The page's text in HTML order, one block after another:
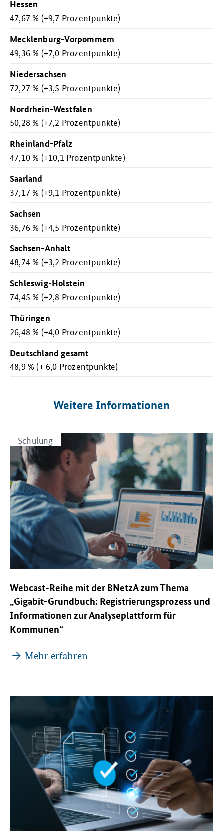
Hessen
47,67 % (+9,7 Prozentpunkte)
Mecklenburg-Vorpommern
49,36 % (+7,0 Prozentpunkte)
Niedersachsen
72,27 % (+3,5 Prozentpunkte)
Nordrhein-Westfalen
50,28 % (+7,2 Prozentpunkte)
Rheinland-Pfalz
47,10 % (+10,1 Prozentpunkte)
Saarland
37,17 % (+9,1 Prozentpunkte)
Sachsen
36,76 % (+4,5 Prozentpunkte)
Sachsen-Anhalt
48,74 % (+3,2 Prozentpunkte)
Schleswig-Holstein
74,45 % (+2,8 Prozentpunkte)
Thüringen
26,48 % (+4,0 Prozentpunkte)
Deutschland gesamt
48,9 % (+ 6,0 Prozentpunkte)
Weitere Informationen
Schulung
Webcast-Reihe mit der BNetzA zum Thema
„Gigabit-Grundbuch: Registrierungsprozess und
Informationen zur Analyseplattform für
Kommunen“
Mehr erfahren